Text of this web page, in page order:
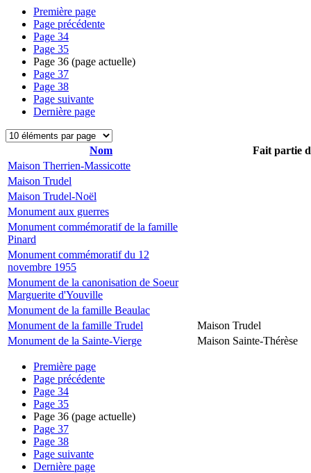
Première page
Page précédente
Page 34
Page 35
Page 36 (page actuelle)
Page 37
Page 38
Page suivante
Dernière page
Nom
Fait partie
Maison Therrien-Massicotte
Maison Trudel
Maison Trudel-Noël
Monument aux guerres
Monument commémoratif de la famille
Pinard
Monument commémoratif du 12
novembre 1955
Monument de la canonisation de Soeur
Marguerite d'Youville
Monument de la famille Beaulac
Monument de la famille Trudel
Maison Trudel
Monument de la Sainte-Vierge
Maison Sainte-Thérèse
Première page
Page précédente
Page 34
Page 35
Page 36 (page actuelle)
Page 37
Page 38
Page suivante
Dernière page